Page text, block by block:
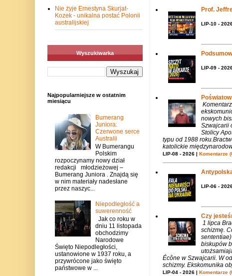
Prof.
LIP-10 -
LIP-09 -
nowych
Szwajcarii
Stolicy
typu od 1988
katolickie
LIP-08 - 2026 | Komentarze
LIP-06 -
Czy
1 lipca
schizmę.
biskupów
Écône w Szwajcarii. W
schizmy. Ekskomunika
LIP-04 - 2026 | Komentarze
Nie żyje Ernestyna Skurjat-
Kozek - unikalna postać Polonii
australijskiej
Wyszukiwarka
Najpopularniejsze w ostatnim
miesiącu
Bumerang
Juniora:
Czerwone serce
Australii
W Bumerangu
Polskim
rozpoczynamy nowy dział
redakcji młodzieżowej –
Bumerang Juniora . Znajdą się
w nim materiały nadesłane
przez naszyc...
Niepodległość a
suwerenność
Jak co roku w
dniu 11 listopada
obchodzimy
Narodowe
Święto Niepodległości,
ustanowione w 1937 roku, a
przywrócone jako święto
państwowe w ...